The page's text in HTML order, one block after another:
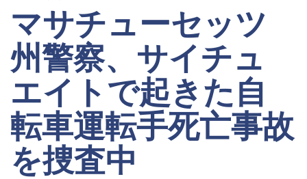
マサチューセッツ
州警察、サイチュ
エイトで起きた自
転車運転手死亡事故
を捜査中